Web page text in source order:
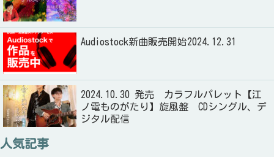
Audiostock新曲販売開始2024.12.31
2024.10.30 発売 カラフルパレット【江
ノ電ものがたり】旋風盤 CDシングル、デ
ジタル配信
人気記事